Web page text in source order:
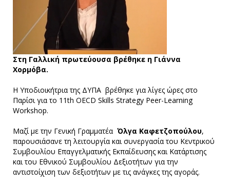
Στη Γαλλική πρωτεύουσα βρέθηκε η Γιάννα
Χορμόβα.
Η Υποδιοικήτρια της ΔΥΠΑ βρέθηκε για λίγες ώρες στο
Παρίσι για το 11th OECD Skills Strategy Peer-Learning
Workshop.
Μαζί με την Γενική Γραμματέα Όλγα Καφετζοπούλου,
παρουσιάσανε τη λειτουργία και συνεργασία του Κεντρικού
Συμβουλίου Επαγγελματικής Εκπαίδευσης και Κατάρτισης
και του Εθνικού Συμβουλίου Δεξιοτήτων για την
αντιστοίχιση των δεξιοτήτων με τις ανάγκες της αγοράς.